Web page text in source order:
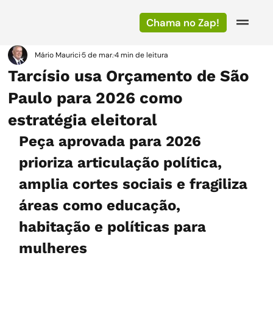
Chama no Zap!
Tarcísio usa Orçamento de São
Paulo para 2026 como
estratégia eleitoral
Mário Maurici5 de mar.4 min de leitura
Peça aprovada para 2026
prioriza articulação política,
amplia cortes sociais e fragiliza
áreas como educação,
habitação e políticas para
mulheres